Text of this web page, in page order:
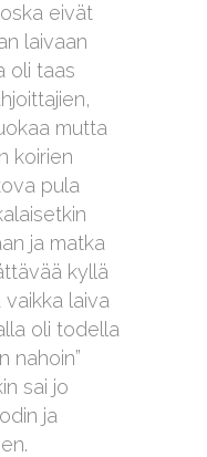
eivät
laivaan
oli taas
mutta
koirien
pula
ja matka
kyllä
laiva
oli todella
nahoin”
sai jo
ja